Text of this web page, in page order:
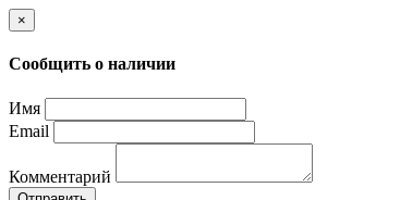
×
Сообщить о наличии
Имя
Email
Комментарий